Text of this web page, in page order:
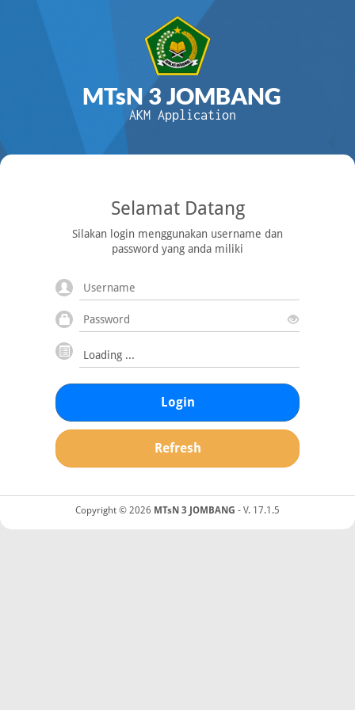
MTsN 3 JOMBANG
AKM Application
Selamat Datang
Silakan login menggunakan username dan
password yang anda miliki
Login
Refresh
Copyright © 2026 MTsN 3 JOMBANG - V. 17.1.5